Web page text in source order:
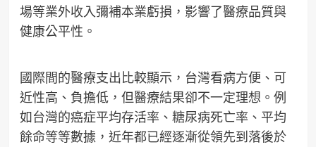
場等業外收入彌補本業虧損，影響了醫療品質與
健康公平性。
國際間的醫療支出比較顯示，台灣看病方便、可
近性高、負擔低，但醫療結果卻不一定理想。例
如台灣的癌症平均存活率、糖尿病死亡率、平均
餘命等等數據，近年都已經逐漸從領先到落後於